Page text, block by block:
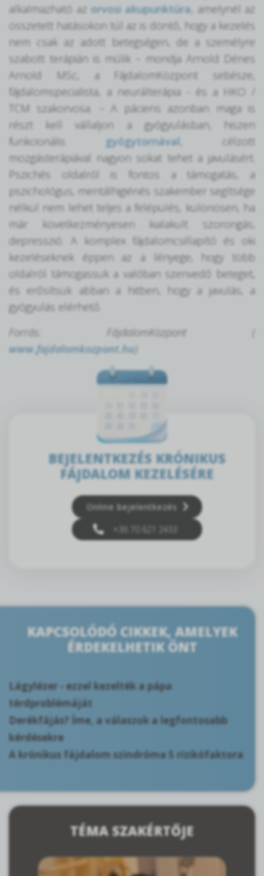
alkalmazható az orvosi akupunktúra , amelynél az
összetett hatásokon túl az is döntő, hogy a kezelés
nem csak az adott betegségen, de a személyre
szabott terápián is múlik – mondja Arnold Dénes
Arnold MSc, a FájdalomKözpont sebésze,
fájdalomspecialista, a neurálterápia - és a HKO /
TCM szakorvosa. – A páciens azonban maga is
részt kell vállaljon a gyógyulásban, hiszen
funkcionális gyógytornával , célzott
mozgásterápiával nagyon sokat tehet a javulásért.
Pszichés oldalról is fontos a támogatás, a
pszichológus, mentálhigiénés szakember segítsége
nélkül nem lehet teljes a felépülés, különösen, ha
már következményesen kialakult szorongás,
depresszió. A komplex fájdalomcsillapító és oki
kezeléseknek éppen az a lényege, hogy több
oldalról támogassuk a valóban szenvedő beteget,
és erősítsük abban a hitben, hogy a javulás, a
gyógyulás elérhető.
Forrás: FájdalomKözpont (
www.fajdalomkozpont.hu
BEJELENTKEZÉS KRÓNIKUS
FÁJDALOM KEZELÉSÉRE
Online bejelentkezés
+36 70 621 2433
KAPCSOLÓDÓ CIKKEK, AMELYEK
ÉRDEKELHETIK ÖNT
Lágylézer - ezzel kezelték a pápa
térdproblémáját
Derékfájás? Íme, a válaszok a legfontosabb
kérdésekre
A krónikus fájdalom szindróma 5 rizikófaktora
TÉMA SZAKÉRTŐJE